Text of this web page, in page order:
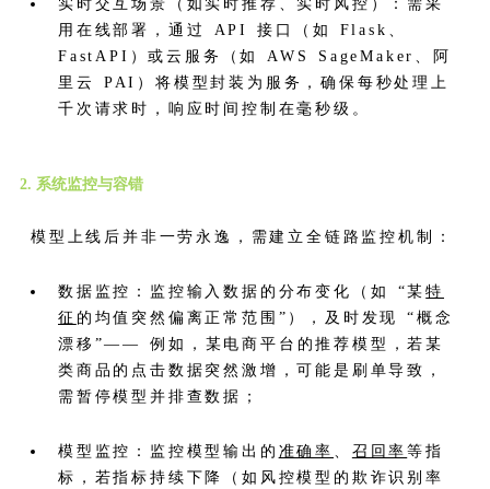
实时交互场景（如实时推荐、实时风控）：需采
用在线部署，通过 API 接口（如 Flask、
FastAPI）或云服务（如 AWS SageMaker、阿
里云 PAI）将模型封装为服务，确保每秒处理上
千次请求时，响应时间控制在毫秒级。
2. 系统监控与容错
模型上线后并非一劳永逸，需建立全链路监控机制：
数据监控：监控输入数据的分布变化（如 “某特
征 的均值突然偏离正常范围”），及时发现 “概念
漂移”—— 例如，某电商平台的推荐模型，若某
类商品的点击数据突然激增，可能是刷单导致，
需暂停模型并排查数据；
模型监控：监控模型输出的 准确率 、 召回率等指
标，若指标持续下降（如风控模型的欺诈识别率